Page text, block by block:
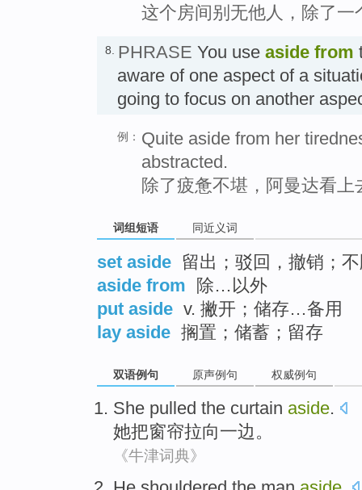
这个房间别无他人，除了
8. PHRASE You use aside from
aware of one aspect of a
going to focus on another
例： Quite aside from her
abstracted.
除了疲惫不堪，阿曼达看
词组短语 同近义词
set aside 留出；驳回，撤销；
aside from
除…以外
put aside v. 撇开；储存…备用
lay aside 搁置；储蓄；留存
双语例句 原声例句 权威例句
She pulled the curtain aside.
她把窗帘拉向一边 。
《牛津词典》